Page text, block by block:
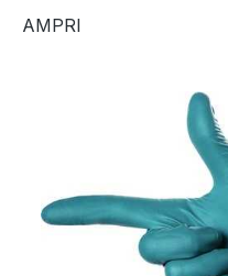
AMPRI
Bildergalerie